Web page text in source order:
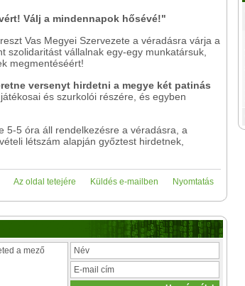
Válj a mindennapok hősévé!"
Vas Megyei Szervezete a véradásra várja a
szolidaritást vállalnak egy-egy munkatársuk,
megmentéséért!
versenyt hirdetni a megye két patinás
játékosai és szurkolói részére, és egyben
5-5 óra áll rendelkezésre a véradásra, a
létszám alapján győztest hirdetnek,
Nyomtatás
Küldés e-mailben
Az oldal tetejére